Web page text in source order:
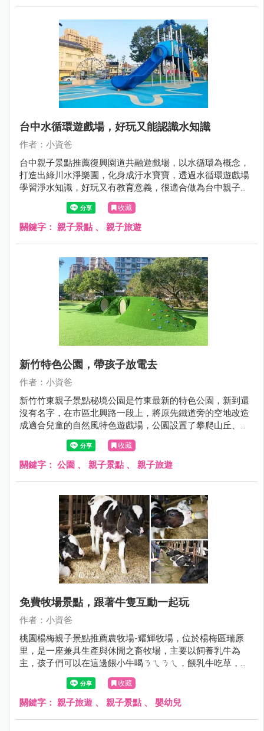
台中水循環遊戲場，好玩又能認識水知識
作者：小資爸
台中親子景點推薦復興園道共融遊戲場，以水循環為概念，
打造出綠川水淨樂園，化身成汙水寶寶，透過水循環遊戲場
學習淨水知識，好玩又有教育意義，很適合做為台中親子一
日遊景點呦~現在就跟著小資爸一起來玩台中的復興園道共
融遊戲場吧！
收藏
關鍵字： 親子景點 、 親子旅遊
新竹特色公園，帶孩子放電去
作者：小資爸
新竹竹東親子景點秘境公園是竹東最新的特色公園，新到還
沒有名字，在市區北興路一段上，將原先鐵道旁的空地改造
成適合兒童的自然風特色遊戲場，公園設置了攀爬山丘、水
管涵洞山丘、木質跳樁、蝴蝶形攀爬架、闖關遊戲組、滾輪
溜滑梯、旋轉杯、鳥巢鞦韆跟圓盤鞦韆等設施，孩子們可以
在公園裡光著腳自由奔跑，爬上山丘再滑下來，讓閒置的空
收藏
關鍵字： 公園 、 親子景點 、 親子旅遊
免費牧場景點，跟著牛隻互動一起玩
作者：小資爸
桃園楊梅親子景點推薦農牧場-耀輝牧場，位於楊梅區瑞原
里，是一座兼具生產與休閒之畜牧場，主要以飼養乳牛為
主，孩子們可以在這邊餵小牛喝ㄋㄟㄋㄟ，餵乳牛吃草，還
可以看見酪農擠乳的過程，相當有教育意義，除此之外也能
購買鮮奶、鮮奶茶、鮮乳奶酪、鮮乳饅頭等乳製產品，園內
也有簡易的溜滑梯可以玩 ，超適合桃園楊梅親子遊、一日遊
收藏
關鍵字： 親子旅遊 、 親子景點 、 嬰幼兒